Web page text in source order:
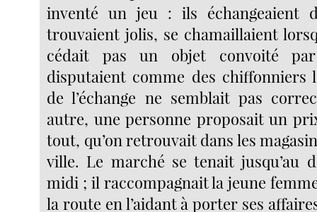
inventé un jeu : ils échangeaient
trouvaient jolis, se chamaillaient
cédait pas un objet convoité
disputaient comme des chiffonniers
de l’échange ne semblait pas
autre, une personne proposait un
tout, qu’on retrouvait dans les
ville. Le marché se tenait jusqu’au
midi ; il raccompagnait la jeune
la route en l’aidant à porter ses